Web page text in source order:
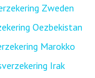
Zweden
Oezbekistan
Marokko
Irak